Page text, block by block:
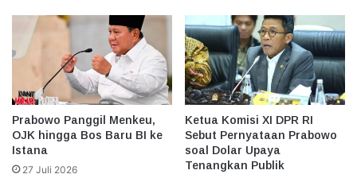
Prabowo Panggil Menkeu,
OJK hingga Bos Baru BI ke
Istana
27 Juli 2026
Ketua Komisi XI DPR RI
Sebut Pernyataan Prabowo
soal Dolar Upaya
Tenangkan Publik